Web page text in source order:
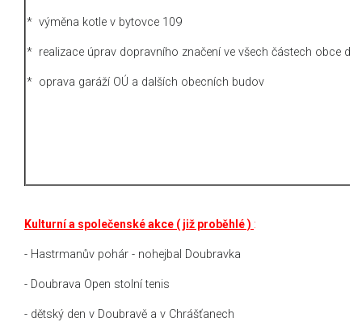
* výměna kotle v bytovce 109
* realizace úprav dopravního značení ve všech částech obce
* oprava garáží OÚ a dalších obecních budov
Kulturní a společenské akce ( již proběhlé ) :
- Hastrmanův pohár - nohejbal Doubravka
- Doubrava Open stolní tenis
- dětský den v Doubravě a v Chrášťanech